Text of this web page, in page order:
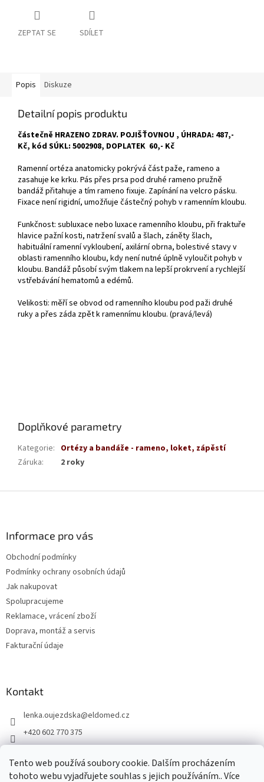
Tento web používá soubory cookie. Dalším procházením
tohoto webu vyjadřujete souhlas s jejich používáním.. Více
ZEPTAT SE SDÍLET
Popis Diskuze
Detailní popis produktu
částečně HRAZENO ZDRAV. POJIŠŤOVNOU , ÚHRADA: 487,-
Kč, kód SÚKL: 5002908, DOPLATEK 60,- Kč
Ramenní ortéza anatomicky pokrývá část paže, rameno a
zasahuje ke krku. Pás přes prsa pod druhé rameno pružně
bandáž přitahuje a tím rameno fixuje. Zapínání na velcro pásku.
Fixace není rigidní, umožňuje částečný pohyb v ramenním kloubu.
Funkčnost: subluxace nebo luxace ramenního kloubu, při fraktuře
hlavice pažní kosti, natržení svalů a šlach, záněty šlach,
habituální ramenní vykloubení, axilární obrna, bolestivé stavy v
oblasti ramenního kloubu, kdy není nutné úplně vyloučit pohyb v
kloubu. Bandáž působí svým tlakem na lepší prokrvení a rychlejší
vstřebávání hematomů a edémů.
Velikosti: měří se obvod od ramenního kloubu pod paži druhé
ruky a přes záda zpět k ramennímu kloubu. (pravá/levá)
Doplňkové parametry
Kategorie: Ortézy a bandáže - rameno, loket, zápěstí
Záruka: 2 roky
Informace pro vás
Obchodní podmínky
Podmínky ochrany osobních údajů
Jak nakupovat
Spolupracujeme
Reklamace, vrácení zboží
Doprava, montáž a servis
Fakturační údaje
Kontakt
lenka.oujezdska@eldomed.cz
+420 602 770 375
eldomed.cz